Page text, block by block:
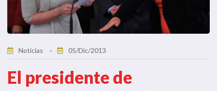
Noticias 05/Dic/2013
El presidente de